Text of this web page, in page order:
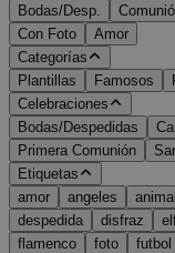
Bodas/Desp.
Con Foto
Amor
Categorías
Plantillas
Famosos
Celebraciones
Bodas/Despedidas
Primera Comunión
Etiquetas
amor
angeles
despedida
disfraz
flamenco
foto futbol